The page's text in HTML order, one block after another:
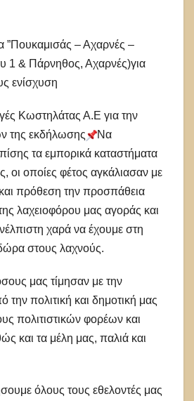
”Πουκαμισάς – Αχαρνές –
1 & Πάρνηθος, Αχαρνές)για
ενίσχυση
Κωστηλάτας Α.Ε για την
της εκδήλωσης
Να
τα εμπορικά καταστήματα
οι οποίες φέτος αγκάλιασαν με
πρόθεση την προσπάθεια
λαχειοφόρου μας αγοράς και
χαρά να έχουμε στη
στους λαχνούς.
μας τίμησαν με την
την πολιτική και δημοτική μας
πολιτιστικών φορέων και
και τα μέλη μας, παλιά και
όλους τους εθελοντές μας